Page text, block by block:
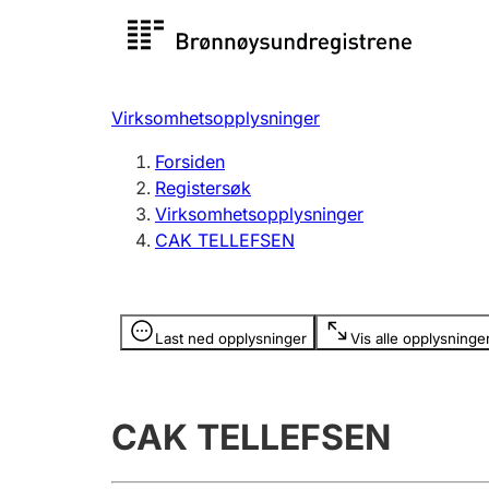
Registersøk
Registrere, endre, slette
Virksomhetsopplysninger
Forsiden
Registersøk
Virksomhetsopplysninger
CAK TELLEFSEN
Last ned opplysninger Vis alle
Opplysninger er skjult
CAK TELLEFSEN